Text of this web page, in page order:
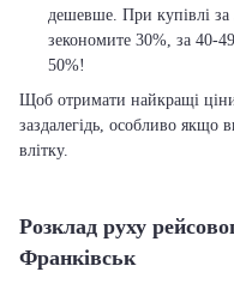
дешевше. При купівлі за
зекономите 30%, за 40-
50%!
Щоб отримати найкращі
заздалегідь, особливо якщо
влітку.
Розклад руху
Франківськ